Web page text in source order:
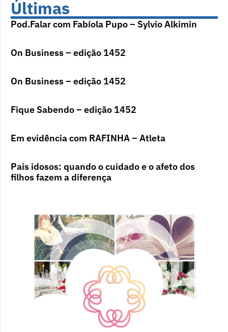
Últimas
Pod.Falar com Fabíola Pupo – Sylvio Alkimin
On Business – edição 1452
On Business – edição 1452
Fique Sabendo – edição 1452
Em evidência com RAFINHA – Atleta
Pais idosos: quando o cuidado e o afeto dos
filhos fazem a diferença